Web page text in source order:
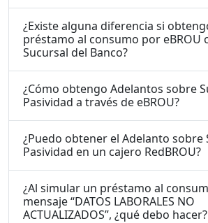
¿Existe alguna diferencia si
préstamo al consumo por eBROU
Sucursal del Banco?
¿Cómo obtengo Adelantos sobre
Pasividad a través de eBROU?
¿Puedo obtener el Adelanto sobre
Pasividad en un cajero RedBROU?
¿Al simular un préstamo al
mensaje “DATOS LABORALES NO
ACTUALIZADOS”, ¿qué debo hacer?